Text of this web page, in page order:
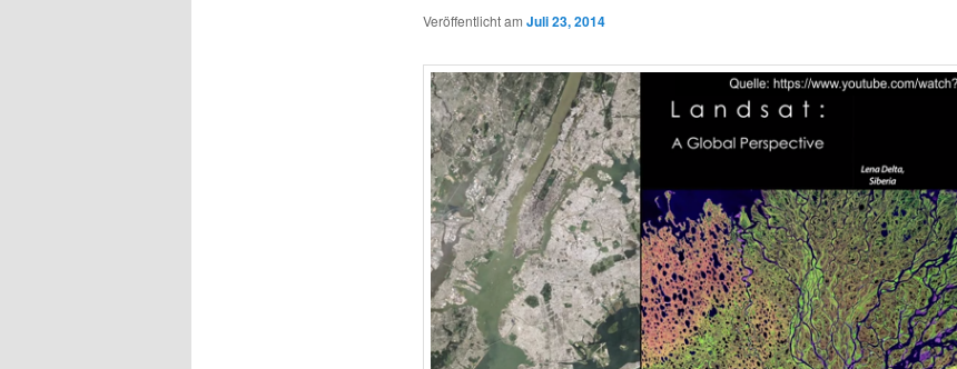
Veröffentlicht am Juli 23, 2014